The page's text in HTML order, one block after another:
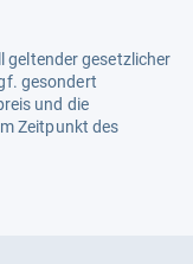
geltender gesetzlicher
gesondert
und die
Zeitpunkt des